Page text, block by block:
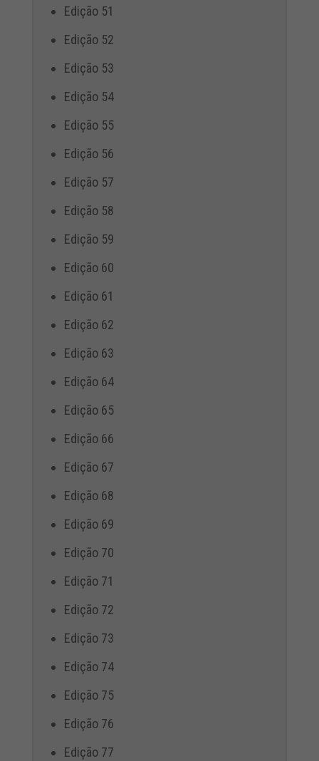
Edição 51
Edição 52
Edição 53
Edição 54
Edição 55
Edição 56
Edição 57
Edição 58
Edição 59
Edição 60
Edição 61
Edição 62
Edição 63
Edição 64
Edição 65
Edição 66
Edição 67
Edição 68
Edição 69
Edição 70
Edição 71
Edição 72
Edição 73
Edição 74
Edição 75
Edição 76
Edição 77